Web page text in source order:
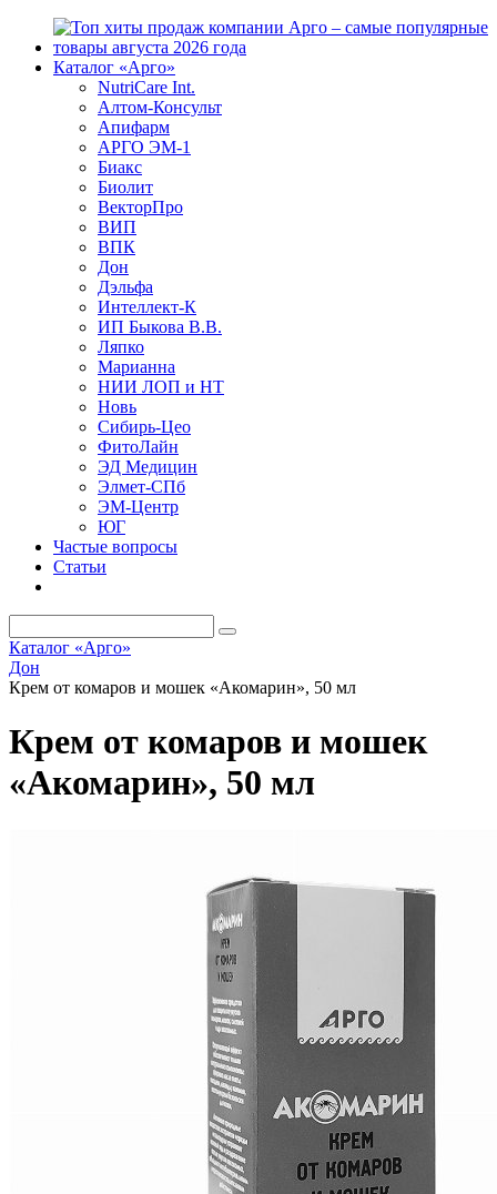
Каталог «Арго»
NutriCare Int.
Алтом-Консульт
Апифарм
АРГО ЭМ-1
Биакс
Биолит
ВекторПро
ВИП
ВПК
Дон
Дэльфа
Интеллект-К
ИП Быкова В.В.
Ляпко
Марианна
НИИ ЛОП и НТ
Новь
Сибирь-Цео
ФитоЛайн
ЭД Медицин
Элмет-СПб
ЭМ-Центр
ЮГ
Частые вопросы
Статьи
Каталог «Арго»
Дон
Крем от комаров и мошек «Акомарин», 50 мл
Крем от комаров и мошек
«Акомарин», 50 мл